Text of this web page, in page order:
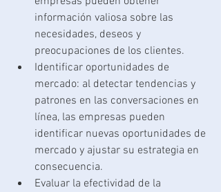
información valiosa sobre las
necesidades, deseos y
preocupaciones de los clientes.
Identificar oportunidades de
mercado: al detectar tendencias y
patrones en las conversaciones en
línea, las empresas pueden
identificar nuevas oportunidades de
mercado y ajustar su estrategia en
consecuencia.
Evaluar la efectividad de la